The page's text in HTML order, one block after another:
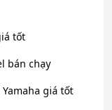
tốt
bán chạy
giá tốt